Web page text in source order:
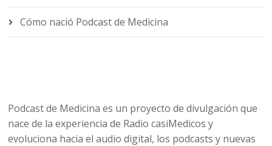
Cómo nació Podcast de Medicina
Podcast de Medicina es un proyecto de divulgación que
nace de la experiencia de Radio casiMedicos y
evoluciona hacia el audio digital, los podcasts y nuevas